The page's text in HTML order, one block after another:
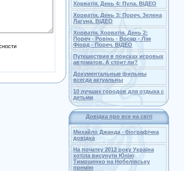
Хорватія. День 4: Пула. ВІДЕО
Хорватія. День 3: Пореч. Зелена
Лагуна. ВІДЕО
Хорватія. Хорватія. День 2:
Пореч - Ровінь - Врсар - Лім
Фіорд - Пореч. ВІДЕО
Путешествия в поисках игровых
автоматов. А стоит ли?
Документальные фильмы
всегда актуальны
10 лучших городов для отдыха с
детьми
Довідка про все на світі
Михайло Джанда - біографічна
довідка
На початку 2012 року Україна
хотіла висунути Юлію
Тимршенко на Нобелівську
премію